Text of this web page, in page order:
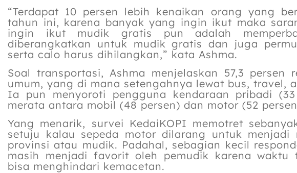
“Terdapat 10 persen lebih kenaikan orang yang
tahun ini, karena banyak yang ingin ikut maka
ingin ikut mudik gratis pun adalah
diberangkatkan untuk mudik gratis dan juga
serta calo harus dihilangkan,” kata Ashma.
Soal transportasi, Ashma menjelaskan 57,3 persen
umum, yang di mana setengahnya lewat bus, travel,
Ia pun menyoroti pengguna kendaraan pribadi
merata antara mobil (48 persen) dan motor (52
Yang menarik, survei KedaiKOPI memotret
setuju kalau sepeda motor dilarang untuk menjadi
provinsi atau mudik. Padahal, sebagian kecil
masih menjadi favorit oleh pemudik karena waktu
bisa menghindari kemacetan.